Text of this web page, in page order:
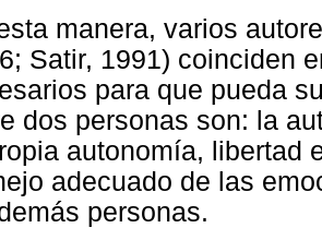
manera, varios
Satir, 1991) coinciden
para que pueda
dos personas son: la
autonomía, libertad
adecuado de las
personas.